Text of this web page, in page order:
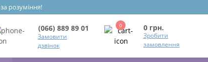
розуміння!
(066) 889 89 01
Замовити
дзвінок
0 0 грн.
Зробити
замовлення